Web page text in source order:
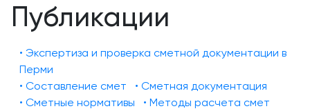
Публикации
• Экспертиза и проверка сметной документации в
Перми
• Составление смет
• Сметная документация
• Сметные нормативы
• Методы расчета смет